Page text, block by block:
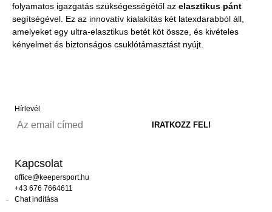
folyamatos igazgatás szükségességétől az elasztikus pánt
segítségével. Ez az innovatív kialakítás két latexdarabból áll,
amelyeket egy ultra-elasztikus betét köt össze, és kivételes
kényelmet és biztonságos csuklótámasztást nyújt.
Hírlevél
Kapcsolat
office@keepersport.hu
+43 676 7664611
Chat indítása